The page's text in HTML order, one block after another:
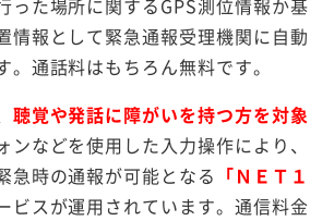
った場所に関するGPS測位情報か基
情報として緊急通報受理機関に自動
。通話料はもちろん無料です。
聴覚や発話に障がいを持つ方を対象
ンなどを使用した入力操作により、
急時の通報が可能となる 「ＮＥＴ１
ビスが運用されています。通信料金